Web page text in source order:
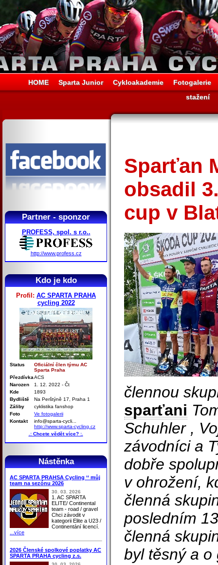
HOME Sparta Junior Cykloakademie
Fotogalerie
stažení
Partner - sponzor
PROFESS, spol. s r.o..
http://www.profess.cz
Kdo je kdo
Profil: AC SPARTA PRAHA
cycling 2022
Status
Oficiální člen týmu AC
Sparta Praha
PřezdívkaACS
Narozen
1. 12. 2022 - Čt
Kde
1893
Bydliště
Na Perštýně 17, Praha 1
Záliby
cyklistika fanshop
Foto
Ve fotogalerii
Kontakt
info@sparta-cycli...
http://www.sparta-cycling.cz
.: Chcete vědět více? :.
Nástěnka
AC SPARTA PRAHSA Cycling ‘‘ můj
team na sezónu 2026
30. 03. 2026
1. AC SPARTA
ELITE/ Continental
team - road / gravel
Chci závodit v
kategorii Elite a U23 /
Continentání licencí.
...více
2026 Členské spolkové poplatky AC
SPARTA PRAHA cycling z.s.
Sparťan
obsadil
cup v
člennou
sparťani
Schuhler ,
závodníci a
dobře
v ohrožení,
členná
posledním
členná
byl těsný a o